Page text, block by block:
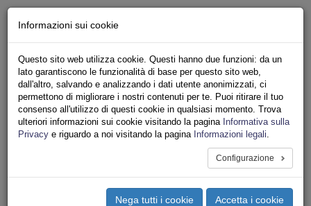
Iscriviti Online
Ricerca
Area Stampa
Privacy
VV.F.
UNIONE SINDACALE DI BASE SETTORE VIGILI
Informazioni sui cookie
Questo sito web utilizza cookie. Questi hanno due funzioni: da un
lato garantiscono le funzionalità di base per questo sito web,
dall'altro, salvando e analizzando i dati utente anonimizzati, ci
permettono di migliorare i nostri contenuti per te. Puoi ritirare il tuo
consenso all'utilizzo di questi cookie in qualsiasi momento. Trova
ulteriori informazioni sui cookie visitando la pagina Informativa sulla
Privacy e riguardo a noi visitando la pagina Informazioni legali.
Configurazione
Nega tutti i cookie Accetta i cookie